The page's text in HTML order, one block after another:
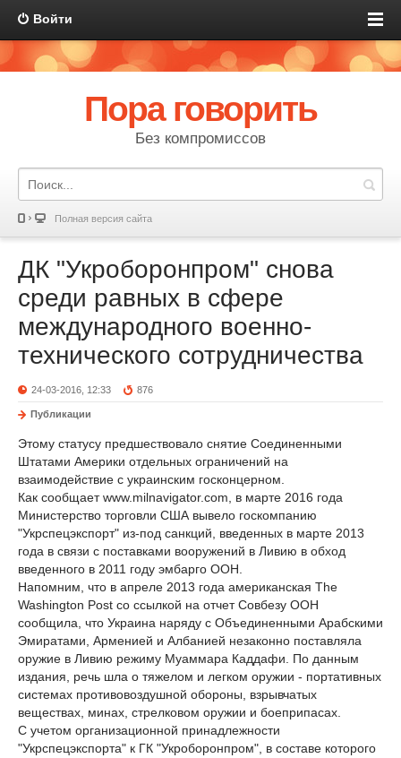
Войти
Пора говорить
Без компромиссов
Полная версия сайта
ДК "Укроборонпром" снова
среди равных в сфере
международного военно-
технического сотрудничества
24-03-2016, 12:33 876
Публикации
Этому статусу предшествовало снятие Соединенными
Штатами Америки отдельных ограничений на
взаимодействие с украинским госконцерном.
Как сообщает www.milnavigator.com, в марте 2016 года
Министерство торговли США вывело госкомпанию
"Укрспецэкспорт" из-под санкций, введенных в марте 2013
года в связи с поставками вооружений в Ливию в обход
введенного в 2011 году эмбарго ООН.
Напомним, что в апреле 2013 года американская The
Washington Post со ссылкой на отчет Совбезу ООН
сообщила, что Украина наряду с Объединенными Арабскими
Эмиратами, Арменией и Албанией незаконно поставляла
оружие в Ливию режиму Муаммара Каддафи. По данным
издания, речь шла о тяжелом и легком оружии - портативных
системах противовоздушной обороны, взрывчатых
веществах, минах, стрелковом оружии и боеприпасах.
С учетом организационной принадлежности
"Укрспецэкспорта" к ГК "Укроборонпром", в составе которого